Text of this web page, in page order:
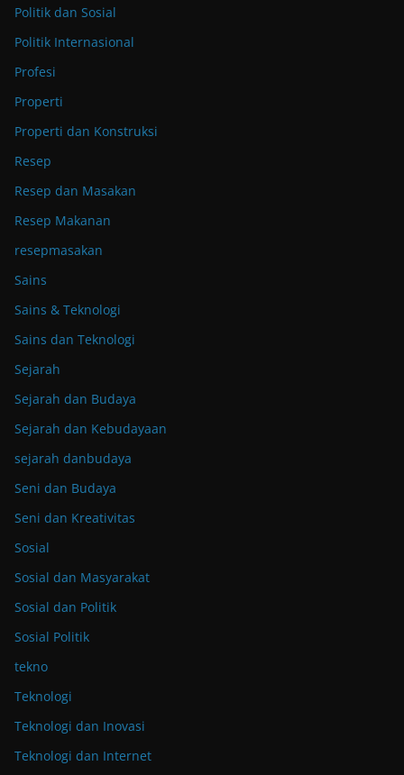
Politik dan Sosial
Politik Internasional
Profesi
Properti
Properti dan Konstruksi
Resep
Resep dan Masakan
Resep Makanan
resepmasakan
Sains
Sains & Teknologi
Sains dan Teknologi
Sejarah
Sejarah dan Budaya
Sejarah dan Kebudayaan
sejarah danbudaya
Seni dan Budaya
Seni dan Kreativitas
Sosial
Sosial dan Masyarakat
Sosial dan Politik
Sosial Politik
tekno
Teknologi
Teknologi dan Inovasi
Teknologi dan Internet